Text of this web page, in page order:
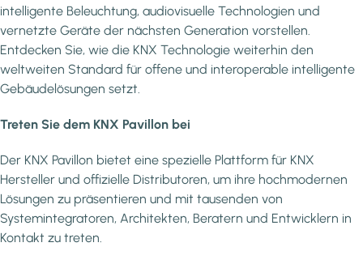
intelligente Beleuchtung, audiovisuelle Technologien und
vernetzte Geräte der nächsten Generation vorstellen.
Entdecken Sie, wie die KNX Technologie weiterhin den
weltweiten Standard für offene und interoperable intelligente
Gebäudelösungen setzt.
Treten Sie dem KNX Pavillon bei
Der KNX Pavillon bietet eine spezielle Plattform für KNX
Hersteller und offizielle Distributoren, um ihre hochmodernen
Lösungen zu präsentieren und mit tausenden von
Systemintegratoren, Architekten, Beratern und Entwicklern in
Kontakt zu treten.